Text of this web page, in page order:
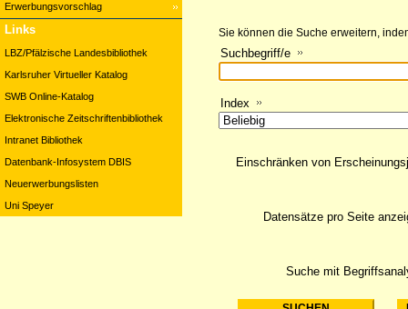
Erwerbungsvorschlag
Links
LBZ/Pfälzische Landesbibliothek
Karlsruher Virtueller Katalog
SWB Online-Katalog
Elektronische Zeitschriftenbibliothek
Intranet Bibliothek
Datenbank-Infosystem DBIS
Neuerwerbungslisten
Uni Speyer
Sie können die Suche erweitern,
Suchbegriff/e
Index
Suche mit
Einschränken von
Datensätze pro Seite